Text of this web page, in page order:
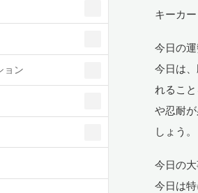
ョン
キーカ
今日の
今日は
れるこ
や忍耐
しょう。
今日の
今日は